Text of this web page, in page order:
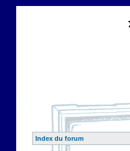
Index du forum